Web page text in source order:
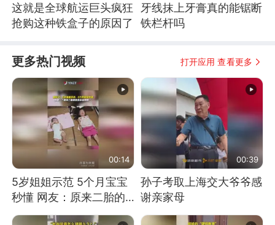
这就是全球航运巨头疯狂
抢购这种铁盒子的原因了
牙线抹上牙膏真的能锯断
铁栏杆吗
更多热门视频 打开应用 查看更多
00:14
5岁姐姐示范 5个月宝宝
秒懂 网友：原来二胎的
快乐长这样
00:39
孙子考取上海交大爷爷感
谢亲家母